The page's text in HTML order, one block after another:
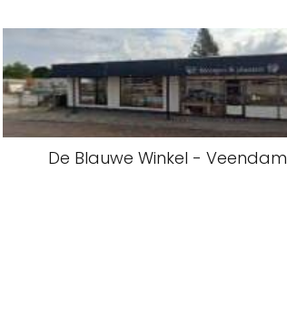
De Blauwe Winkel - Veendam